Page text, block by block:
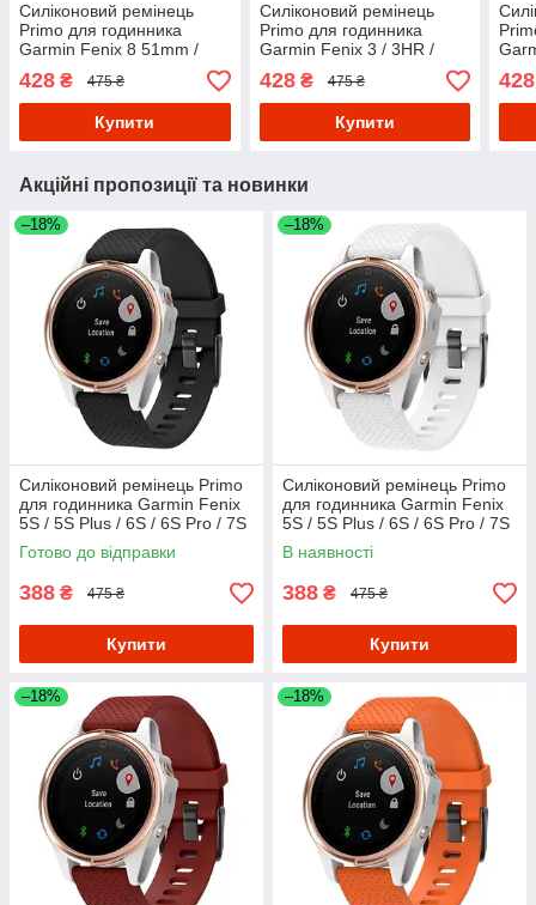
Силіконовий ремінець
Primo для годинника
Garmin Fenix 8 51mm /
Fenix 7X / Fenix 7X Pro -
White
428 ₴ 475 ₴
Купити
Силіконовий ремінець
Primo для годинника
Garmin Fenix 3 / 3HR /
Fenix 5X / 6X - White
428₴ 475 ₴
Купити
428
Акційні пропозиції та новинки
–18%
Силіконовий ремінець Primo
для годинника Garmin Fenix
5S / 5S Plus / 6S / 6S Pro / 7S
/ 7S Pro - Black
Готово до відправки
388 ₴ 475 ₴
Купити
–18%
Силіконовий ремінець Primo
для годинника Garmin Fenix
5S / 5S Plus / 6S / 6S Pro / 7S
/ 7S Pro - White
В наявності
388 ₴ 475 ₴
Купити
–18% –18%